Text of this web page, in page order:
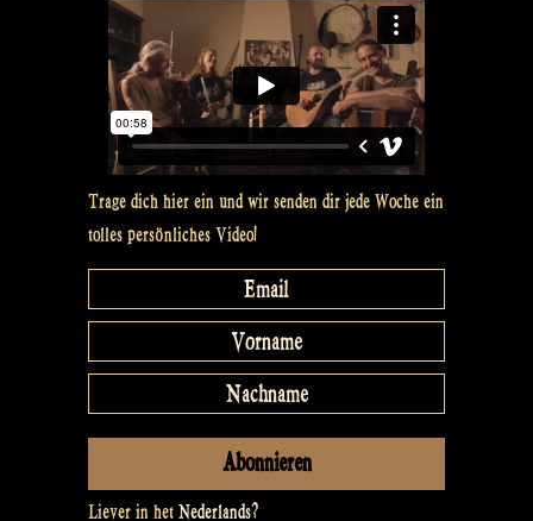
NL“
Trage dich hier ein und wir senden dir jede Woche ein
tolles persönliches Video!
Liever in het Nederlands?